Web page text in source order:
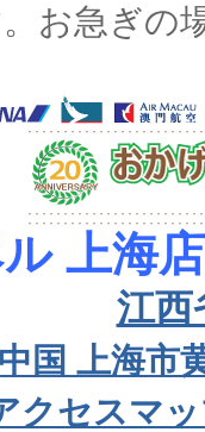
お急ぎの
上海店
江西
中国 上海市
クセスマ